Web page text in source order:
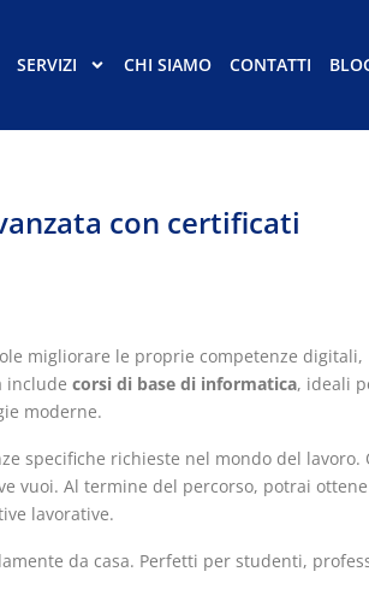
SERVIZI CHI SIAMO CONTATTI
con certificati
migliorare le proprie competenze digitali,
include corsi di base di informatica, ideali
moderne.
specifiche richieste nel mondo del lavoro.
vuoi. Al termine del percorso, potrai
lavorative.
da casa. Perfetti per studenti,